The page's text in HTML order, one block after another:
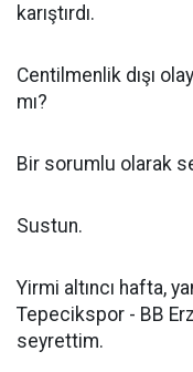
karıştırdı.
Centilmenlik dışı
mı?
Bir sorumlu olarak
Sustun.
Yirmi altıncı hafta,
Tepecikspor - BB
seyrettim.